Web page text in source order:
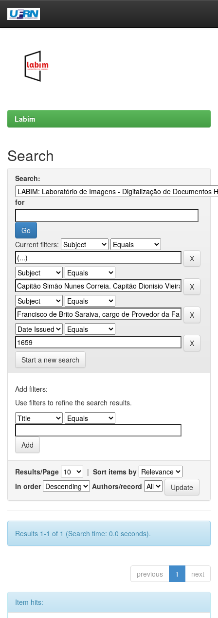
Labim
Search
Search:
for
Current filters:
Start a new search
Add filters:
Use filters to refine the search results.
Results/Page | Sort items by
In order
Authors/record
Results 1-1 of 1 (Search time: 0.0 seconds).
previous 1 next
Item hits: